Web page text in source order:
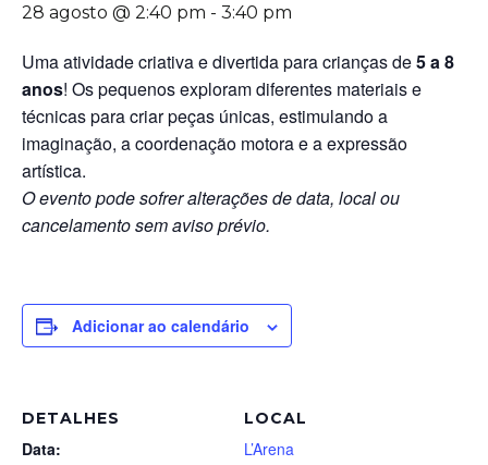
28 agosto @ 2:40 pm - 3:40 pm
Uma atividade criativa e divertida para crianças de5 a 8
anos! Os pequenos exploram diferentes materiais e
técnicas para criar peças únicas, estimulando a
imaginação, a coordenação motora e a expressão
artística.
O evento pode sofrer alterações de data, local ou
cancelamento sem aviso prévio.
Adicionar ao calendário
DETALHES
Data:
LOCAL
L’Arena